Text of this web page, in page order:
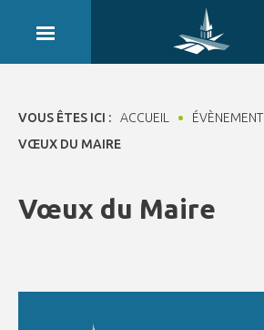
VOUS ÊTES ICI : ACCUEIL
ÉVÈNEMENT
VŒUX DU MAIRE
Vœux du Maire
Panneau de gestion des cookies